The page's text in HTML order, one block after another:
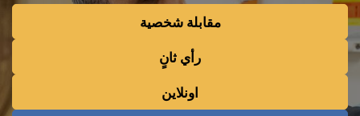
مقابلة شخصية
رأي ثانٍ
اونلاين